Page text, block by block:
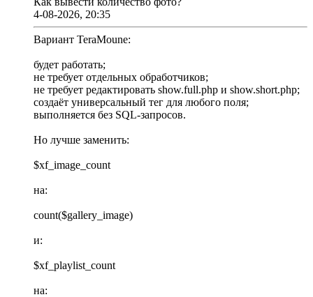
4-08-2026, 20:35
Вариант TeraMoune:
будет работать;
не требует отдельных обработчиков;
не требует редактировать show.full.php и show.short.php;
создаёт универсальный тег для любого поля;
выполняется без SQL-запросов.
Но лучше заменить:
$xf_image_count
на:
count($gallery_image)
и:
$xf_playlist_count
на: